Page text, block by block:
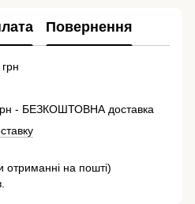
Повернення
- БЕЗКОШТОВНА доставка
отриманні на пошті)